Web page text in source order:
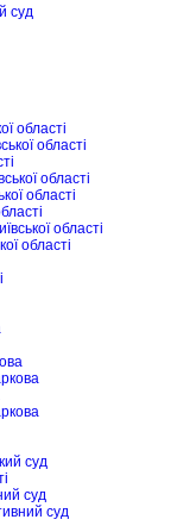
суд
області
області
області
області
області
області
суд
суд
суд